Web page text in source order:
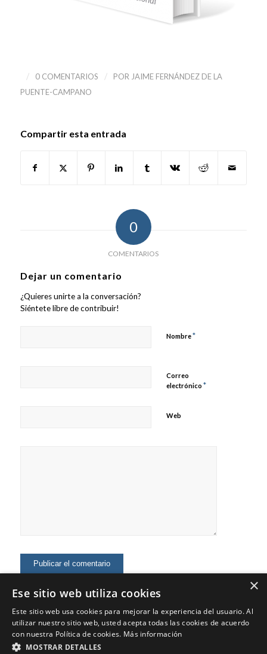
/ 0 COMENTARIOS / POR JAIME FERNÁNDEZ DE LA
PUENTE-CAMPANO
Compartir esta entrada
0
COMENTARIOS
Dejar un comentario
¿Quieres unirte a la conversación?
Siéntete libre de contribuir!
Nombre*
Correo
electrónico *
Web
© Copyright - Jaime Fernández - Marketing Digital, Marca Personal,
×
Ese sitio web utiliza cookies
Este sitio web usa cookies para mejorar la experiencia del usuario. Al
utilizar nuestro sitio web, usted acepta todas las cookies de acuerdo
con nuestra Política de cookies. Más información
MOSTRAR DETALLES